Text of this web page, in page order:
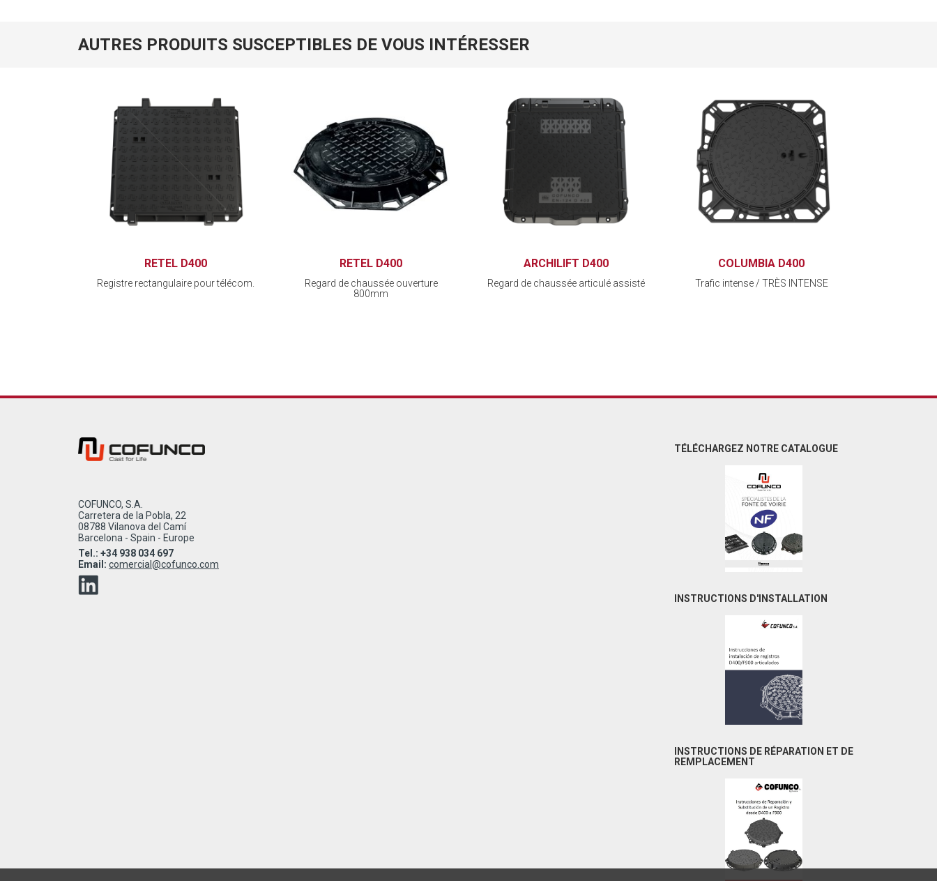
AUTRES PRODUITS SUSCEPTIBLES DE VOUS INTÉRESSER
RETEL D400
Registre rectangulaire pour télécom.
RETEL D400
Regard de chaussée ouverture
800mm
ARCHILIFT D400
Regard de chaussée articulé assisté
COLUMBIA D400
Trafic intense / TRÈS INTENSE
COFUNCO, S.A.
Carretera de la Pobla, 22
08788 Vilanova del Camí
Barcelona - Spain - Europe
Tel.: +34 938 034 697
Email: comercial@cofunco.com
TÉLÉCHARGEZ NOTRE CATALOGUE
INSTRUCTIONS D'INSTALLATION
INSTRUCTIONS DE RÉPARATION ET DE
REMPLACEMENT